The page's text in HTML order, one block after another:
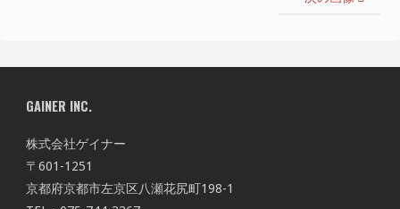
GAINER INC.
株式会社ゲイナー
〒601-1251
京都府京都市左京区八瀬花尻町198-1